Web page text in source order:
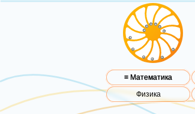
≡ Математика
Физика